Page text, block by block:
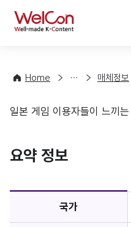
WelCon
Home
컨
팅
해
기
정
매체정보
매체정보
일본 게임 이용자들이 느끼
요약 정보
국가